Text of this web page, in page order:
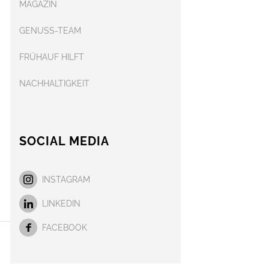
MAGAZIN
GENUSS-TEAM
FRÜHAUF HILFT
NACHHALTIGKEIT
SOCIAL MEDIA
INSTAGRAM
LINKEDIN
FACEBOOK